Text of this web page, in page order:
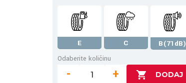
E C
B(71dB)
Odaberite količinu
- +